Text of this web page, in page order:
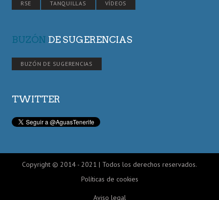
RSE
TANQUILLAS VÍDEOS
BUZÓN DE SUGERENCIAS
BUZÓN DE SUGERENCIAS
TWITTER
Copyright © 2014 - 2021 | Todos los derechos reservados.
Políticas de cookies
Aviso legal